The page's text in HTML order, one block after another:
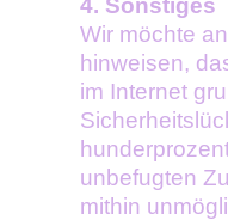
Wir möchte
hinweisen,
im Internet
unbefugten
mithin